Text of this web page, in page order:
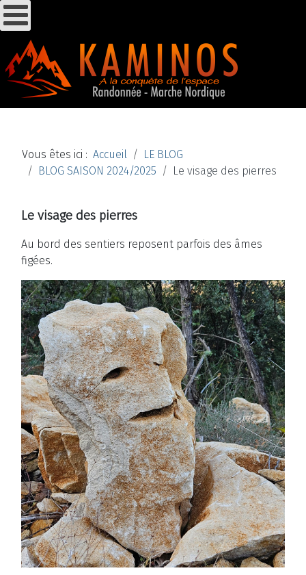
Vous êtes ici : Accueil
LE BLOG
BLOG SAISON 2024/2025
Le visage des pierres
Le visage des pierres
Au bord des sentiers reposent parfois des âmes
figées.